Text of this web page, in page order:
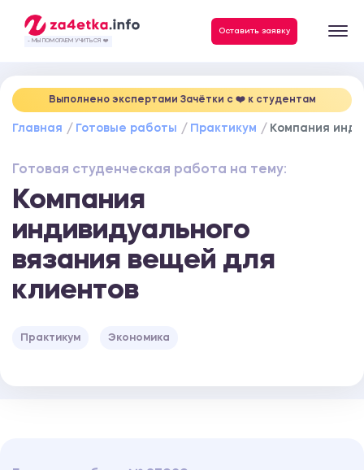
- МЫ ПОМОГАЕМ УЧИТЬСЯ ❤️
Оставить заявку
Выполнено экспертами Зачётки c ❤️ к студентам
Главная Готовые работы Практикум Компания
Готовая студенческая работа на тему:
Компания
индивидуального
вязания вещей для
клиентов
Практикум Экономика